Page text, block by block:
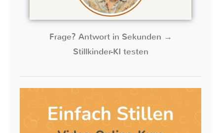
Frage? Antwort in Sekunden →
Stillkinder-KI testen